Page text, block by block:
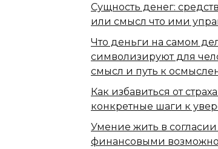
Сущность денег:
или смысл что ими
Что деньги на самом
символизируют для
смысл и путь к
Как избавиться от
конкретные шаги к
Умение жить в согласии
финансовыми